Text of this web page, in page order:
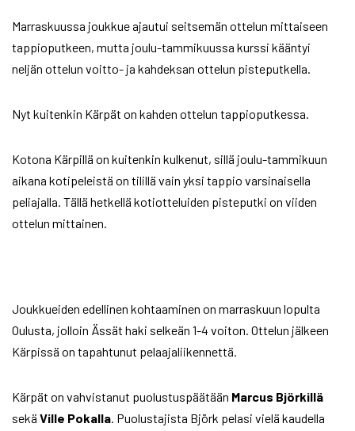
Marraskuussa joukkue ajautui seitsemän ottelun mittaiseen
tappioputkeen, mutta joulu-tammikuussa kurssi kääntyi
neljän ottelun voitto- ja kahdeksan ottelun pisteputkella.
Nyt kuitenkin Kärpät on kahden ottelun tappioputkessa.
Kotona Kärpillä on kuitenkin kulkenut, sillä joulu-tammikuun
aikana kotipeleistä on tilillä vain yksi tappio varsinaisella
peliajalla. Tällä hetkellä kotiotteluiden pisteputki on viiden
ottelun mittainen.
Joukkueiden edellinen kohtaaminen on marraskuun lopulta
Oulusta, jolloin Ässät haki selkeän 1-4 voiton. Ottelun jälkeen
Kärpissä on tapahtunut pelaajaliikennettä.
Kärpät on vahvistanut puolustuspäätään Marcus Björkillä
sekä Ville Pokalla. Puolustajista Björk pelasi vielä kaudella